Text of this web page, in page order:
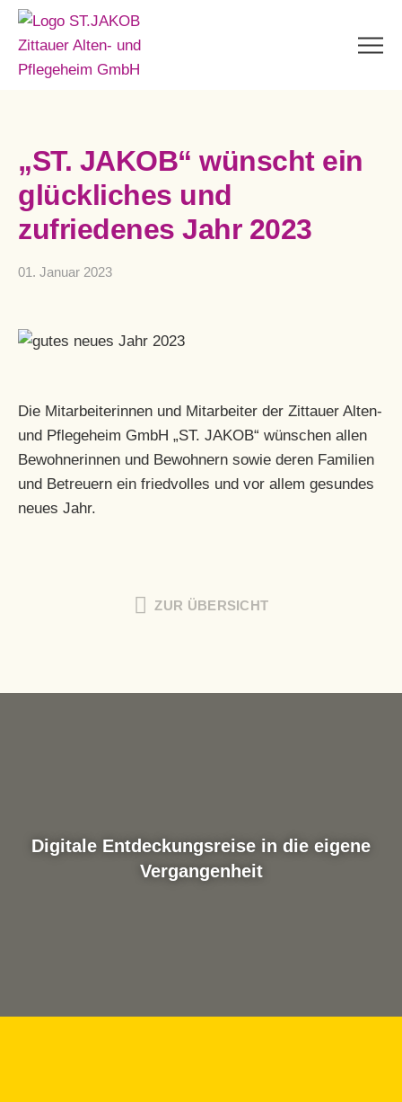
„ST. JAKOB“ wünscht ein
glückliches und
zufriedenes Jahr 2023
01. Januar 2023
Die Mitarbeiterinnen und Mitarbeiter der Zittauer Alten-
und Pflegeheim GmbH „ST. JAKOB“ wünschen allen
Bewohnerinnen und Bewohnern sowie deren Familien
und Betreuern ein friedvolles und vor allem gesundes
neues Jahr.
ZUR ÜBERSICHT
Digitale Entdeckungsreise in die eigene
Vergangenheit